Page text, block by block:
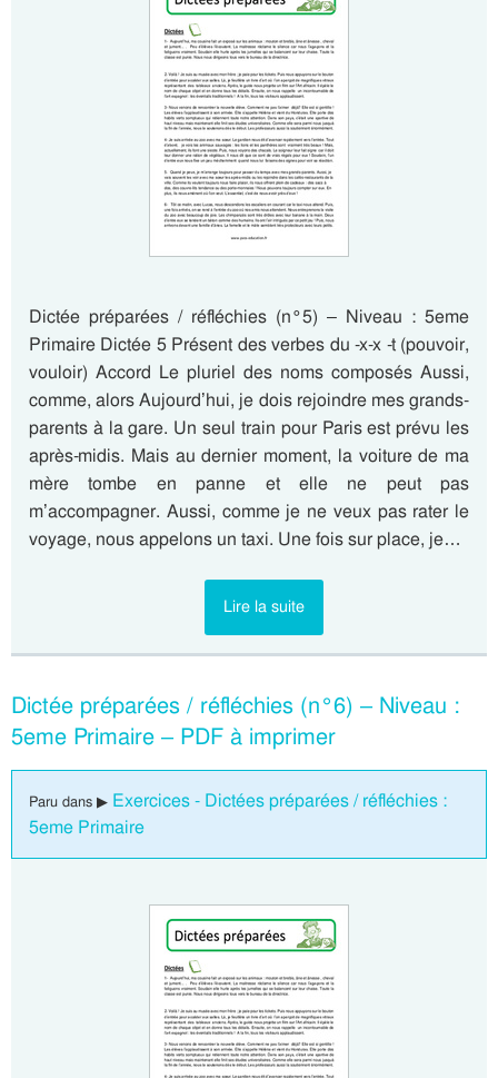
Dictée préparées / réfléchies (n°5) – Niveau : 5eme
Primaire Dictée 5 Présent des verbes du -x-x -t (pouvoir,
vouloir) Accord Le pluriel des noms composés Aussi,
comme, alors Aujourd’hui, je dois rejoindre mes grands-
parents à la gare. Un seul train pour Paris est prévu les
après-midis. Mais au dernier moment, la voiture de ma
mère tombe en panne et elle ne peut pas
m’accompagner. Aussi, comme je ne veux pas rater le
voyage, nous appelons un taxi. Une fois sur place, je…
Lire la suite
Dictée préparées / réfléchies (n°6) – Niveau :
5eme Primaire – PDF à imprimer
Paru dans ▶ Exercices - Dictées préparées / réfléchies :
5eme Primaire